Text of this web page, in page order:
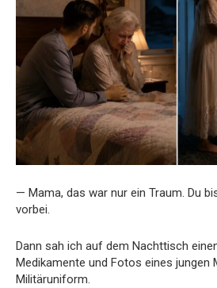
— Mama, das war nur ein Traum. Du
vorbei.
Dann sah ich auf dem Nachttisch
Medikamente und Fotos eines jungen
Militäruniform.